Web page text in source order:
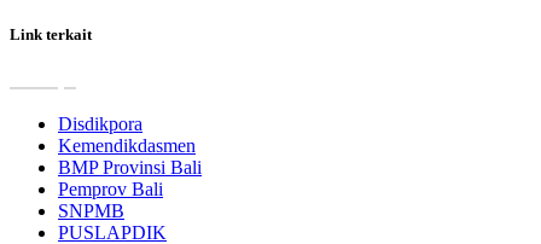
Link terkait
Disdikpora
Kemendikdasmen
BMP Provinsi Bali
Pemprov Bali
SNPMB
PUSLAPDIK